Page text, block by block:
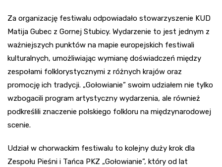
Za organizację festiwalu odpowiadało stowarzyszenie KUD
Matija Gubec z Gornej Stubicy. Wydarzenie to jest jednym z
ważniejszych punktów na mapie europejskich festiwali
kulturalnych, umożliwiając wymianę doświadczeń między
zespołami folklorystycznymi z różnych krajów oraz
promocję ich tradycji. „Gołowianie” swoim udziałem nie tylko
wzbogacili program artystyczny wydarzenia, ale również
podkreślili znaczenie polskiego folkloru na międzynarodowej
scenie.
Udział w chorwackim festiwalu to kolejny duży krok dla
Zespołu Pieśni i Tańca PKZ „Gołowianie”, który od lat